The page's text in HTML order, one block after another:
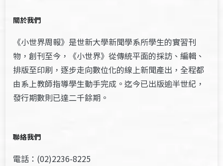
關於我們
《小世界周報》是世新大學新聞學系所學生的實習刊
物，創刊至今，《小世界》從傳統平面的採訪、編輯、
排版至印刷，逐步走向數位化的線上新聞產出，全程都
由系上教師指導學生動手完成。迄今已出版逾半世紀，
發行期數則已達二千餘期。
聯絡我們
電話：(02)2236-8225